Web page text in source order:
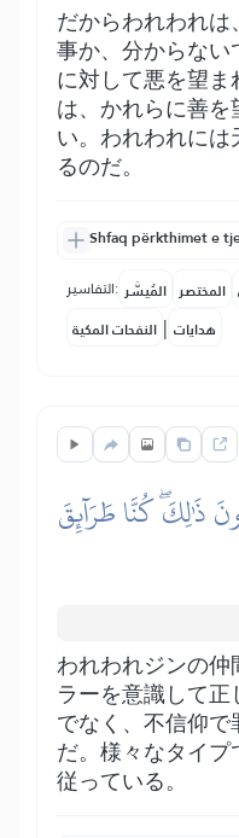
だからわれわれ
事か、分からない
に対して悪を望ま
は、かれらに善を
い。われわれには
るのだ。
Shfaq përkthimet e
التفاسير: المُيسَّر المختصر
النفحات المكية | هدايات
ذَٰلِكَۖ كُنَّا طَرَآئِقَ
われわれジンの仲
ラーを意識して正
でなく、不信仰
だ。様々なタイプ
従っている。